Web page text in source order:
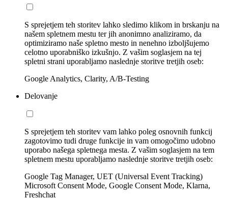
S sprejetjem teh storitev lahko sledimo klikom in brskanju na
našem spletnem mestu ter jih anonimno analiziramo, da
optimiziramo naše spletno mesto in nenehno izboljšujemo
celotno uporabniško izkušnjo. Z vašim soglasjem na tej
spletni strani uporabljamo naslednje storitve tretjih oseb:
Google Analytics, Clarity, A/B-Testing
Delovanje
S sprejetjem teh storitev vam lahko poleg osnovnih funkcij
zagotovimo tudi druge funkcije in vam omogočimo udobno
uporabo našega spletnega mesta. Z vašim soglasjem na tem
spletnem mestu uporabljamo naslednje storitve tretjih oseb:
Google Tag Manager, UET (Universal Event Tracking)
Microsoft Consent Mode, Google Consent Mode, Klarna,
Freshchat